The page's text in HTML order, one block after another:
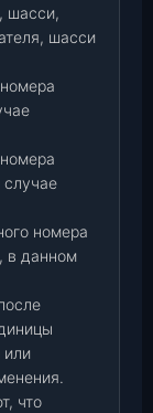
шасси,
шасси
номера
в данном
или
что